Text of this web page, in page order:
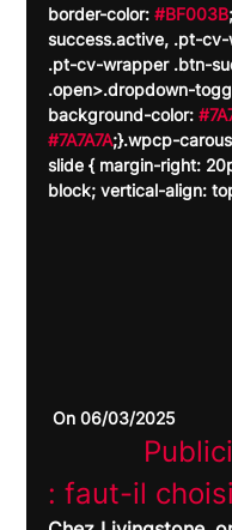
border-color: #BF003B
success.active, .pt-
.pt-cv-wrapper .btn-
.open>.dropdown-
background-color:
#7A7A7A;}.wpcp-
slide { margin-right:
block; vertical-align:
On 06/03/2025